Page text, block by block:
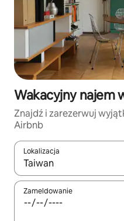
Wakacyjny najem
Znajdź i zarezerwuj
Airbnb
Lokalizacja
Gdy wyniki będą
Zameldowanie